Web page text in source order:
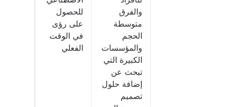
والفرق
متوسطة
الحجم
والمؤسسات
الكبيرة التي
تبحث عن
إضافة حلول
تصميم
للحصول
على رؤى
في الوقت
الفعلي